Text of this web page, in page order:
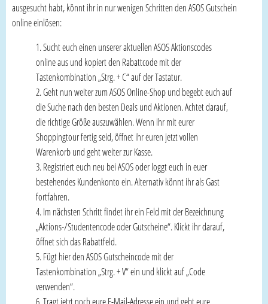
ausgesucht habt, könnt ihr in nur wenigen Schritten den ASOS Gutschein
online einlösen:
Sucht euch einen unserer aktuellen ASOS Aktionscodes
online aus und kopiert den Rabattcode mit der
Tastenkombination „Strg. + C“ auf der Tastatur.
Geht nun weiter zum ASOS Online-Shop und begebt euch auf
die Suche nach den besten Deals und Aktionen. Achtet darauf,
die richtige Größe auszuwählen. Wenn ihr mit eurer
Shoppingtour fertig seid, öffnet ihr euren jetzt vollen
Warenkorb und geht weiter zur Kasse.
Registriert euch neu bei ASOS oder loggt euch in euer
bestehendes Kundenkonto ein. Alternativ könnt ihr als Gast
fortfahren.
Im nächsten Schritt findet ihr ein Feld mit der Bezeichnung
„Aktions-/Studentencode oder Gutscheine“. Klickt ihr darauf,
öffnet sich das Rabattfeld.
Fügt hier den ASOS Gutscheincode mit der
Tastenkombination „Strg. + V“ ein und klickt auf „Code
verwenden“.